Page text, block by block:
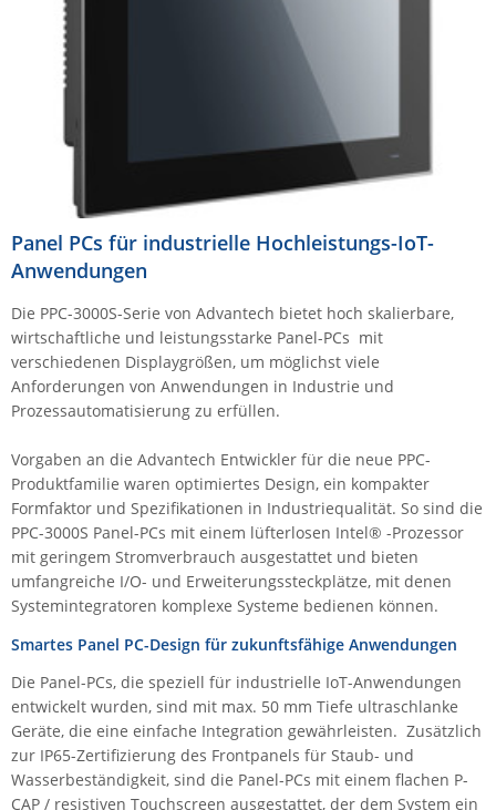
Energiemessung
Energieverteilung
IP, WLAN & GSM Sensorik
IoT - Internet of Things
IPC, Industrielle Netzwerktechnik & WLAN
Industrielle Netzwerktechnik / Kommunikation
Wi-Fi - WLAN - Wireless
IT Netzwerktechnik / Kommunikation
Comet System
CompleTech
Enginko - mcf88
Fokus Technologies
Gefen
Gude
Guntermann & Drunck
High Sec Labs
HW group
Icron
IEC Lock
Ihse
Kerlink
Legrand
LigoWave
Milesight
Panel PCs für industrielle Hochleistungs-IoT-
Anwendungen
Die PPC-3000S-Serie von Advantech bietet hoch skalierbare,
wirtschaftliche und leistungsstarke Panel-PCs mit
verschiedenen Displaygrößen, um möglichst viele
Anforderungen von Anwendungen in Industrie und
Prozessautomatisierung zu erfüllen.
Vorgaben an die Advantech Entwickler für die neue PPC-
Produktfamilie waren optimiertes Design, ein kompakter
Formfaktor und Spezifikationen in Industriequalität. So sind die
PPC-3000S Panel-PCs mit einem lüfterlosen Intel® -Prozessor
mit geringem Stromverbrauch ausgestattet und bieten
umfangreiche I/O- und Erweiterungssteckplätze, mit denen
Systemintegratoren komplexe Systeme bedienen können.
Smartes Panel PC-Design für zukunftsfähige Anwendungen
Die Panel-PCs, die speziell für industrielle IoT-Anwendungen
entwickelt wurden, sind mit max. 50 mm Tiefe ultraschlanke
Geräte, die eine einfache Integration gewährleisten. Zusätzlich
zur IP65-Zertifizierung des Frontpanels für Staub- und
Wasserbeständigkeit, sind die Panel-PCs mit einem flachen P-
CAP / resistiven Touchscreen ausgestattet, der dem System ein